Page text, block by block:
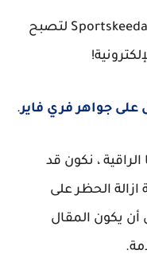
في سلسلة Sportskeeda Let's Play لتصبح
.
، نكون قد
ازالة الحظر على
2022 ، نتمنى أن يكون المقال